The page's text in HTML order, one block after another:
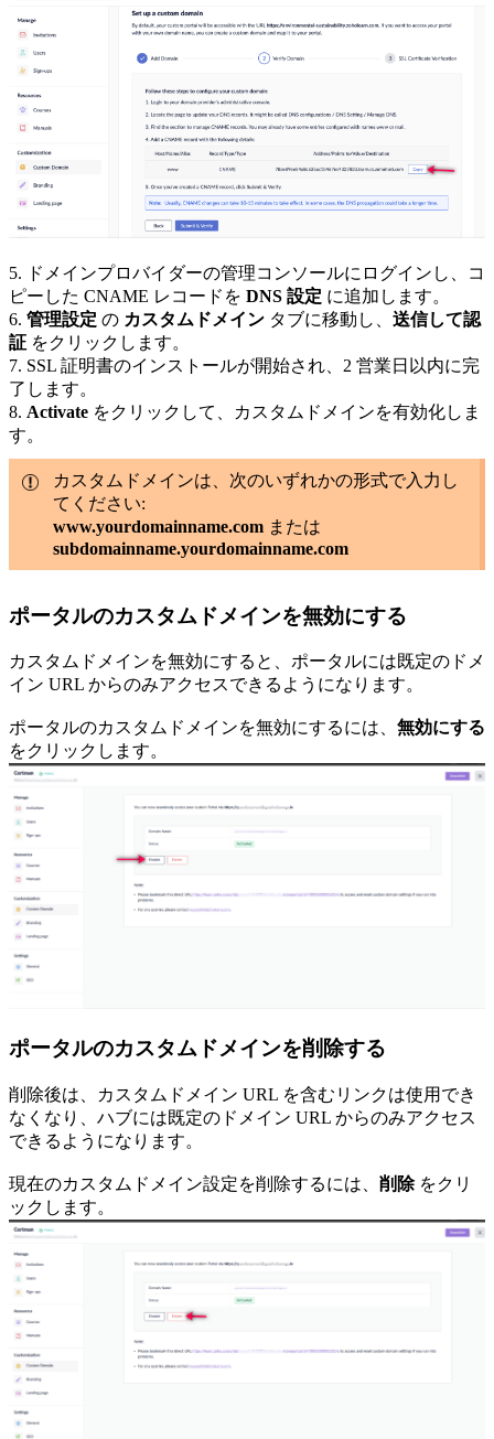
5. ドメインプロバイダーの管理コンソールにログインし、コ
ピーした CNAME レコードを DNS 設定 に追加します。
6. 管理設定 の カスタムドメイン タブに移動し、 送信して認
証 をクリックします。
7. SSL 証明書のインストールが開始され、2 営業日以内に完
了します。
8. Activate をクリックして、カスタムドメインを有効化しま
す。
カスタムドメインは、次のいずれかの形式で入力し
てください:
www.yourdomainname.com または
subdomainname.yourdomainname.com
ポータルのカスタムドメインを無効にする
カスタムドメインを無効にすると、ポータルには既定のドメ
イン URL からのみアクセスできるようになります。
ポータルのカスタムドメインを無効にするには、 無効にする
をクリックします。
ポータルのカスタムドメインを削除する
削除後は、カスタムドメイン URL を含むリンクは使用でき
なくなり、ハブには既定のドメイン URL からのみアクセス
できるようになります。
現在のカスタムドメイン設定を削除するには、 削除をクリ
ックします。